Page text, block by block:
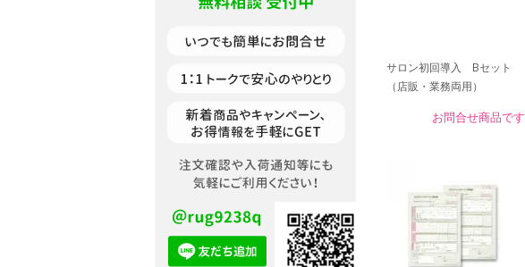
サロン初回導入 Bセット
（店販・業務両用）
お問合せ商品です